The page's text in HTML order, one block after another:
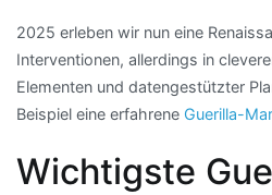
2025 erleben wir nun eine
Interventionen, allerdings in
Elementen und datengestützter
Beispiel eine erfahrene Guerilla-
Wichtigste